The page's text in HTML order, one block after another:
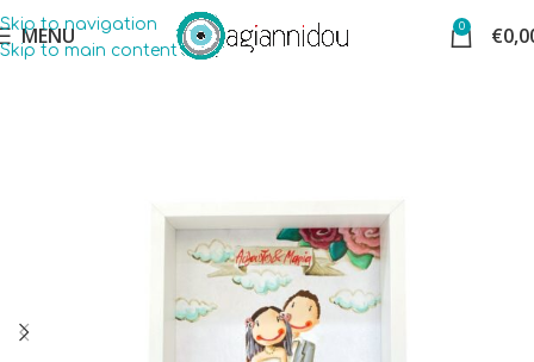
Skip to navigation
Skip to main content
MENU 0 €